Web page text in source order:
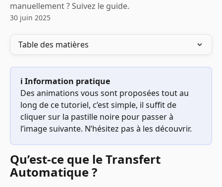
manuellement ? Suivez le guide.
30 juin 2025
Table des matières
ℹ️ Information pratique
Des animations vous sont proposées tout au
long de ce tutoriel, c’est simple, il suffit de
cliquer sur la pastille noire pour passer à
l’image suivante. N’hésitez pas à les découvrir.
Qu’est-ce que le Transfert
Automatique ?